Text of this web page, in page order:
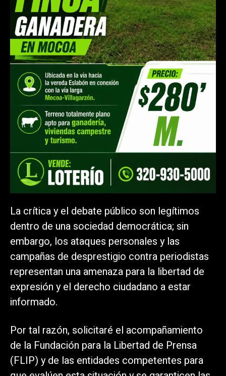
La crítica y el debate público son legítimos
dentro de una sociedad democrática; sin
embargo, los ataques personales y las
campañas de desprestigio contra periodistas
representan una amenaza para la libertad de
expresión y el derecho ciudadano a estar
informado.
Por tal razón, solicitaré el acompañamiento
de la Fundación para la Libertad de Prensa
(FLIP) y de las entidades competentes para